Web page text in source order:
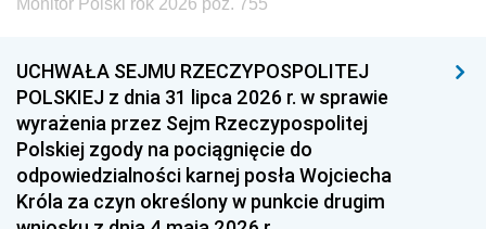
1996 1995 1994
1993 1992 1991
1990 1989
1987 1986 1985
Monitor Polski rok 2026 poz. 755
UCHWAŁA SEJMU RZECZYPOSPOLITEJ
POLSKIEJ z dnia 31 lipca 2026 r. w sprawie
wyrażenia przez Sejm Rzeczypospolitej
Polskiej zgody na pociągnięcie do
odpowiedzialności karnej posła Wojciecha
Króla za czyn określony w punkcie drugim